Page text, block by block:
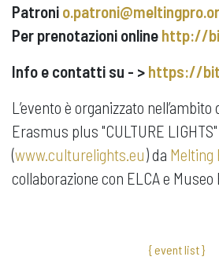
Patroni
Per prenotazioni online http://
Info e contatti su - > https://
L’evento è organizzato
Erasmus plus "CULTURE LIGHTS"
(www.culturelights.eu) da Melting
collaborazione con ELCA e Museo
{ event list }